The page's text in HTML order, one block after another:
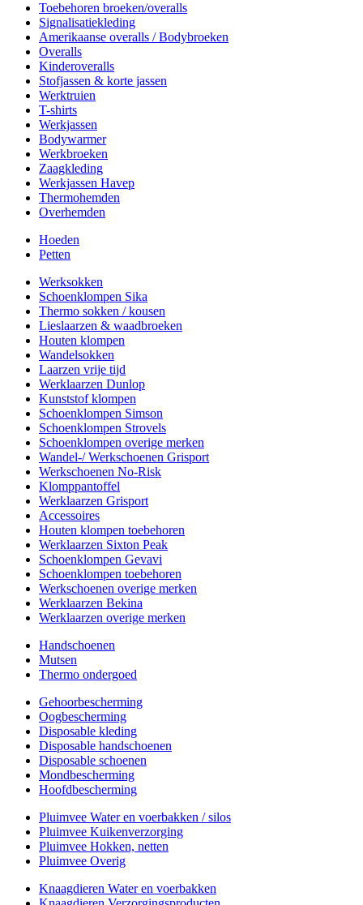
Toebehoren broeken/overalls
Signalisatiekleding
Amerikaanse overalls / Bodybroeken
Overalls
Kinderoveralls
Stofjassen & korte jassen
Werktruien
T-shirts
Werkjassen
Bodywarmer
Werkbroeken
Zaagkleding
Werkjassen Havep
Thermohemden
Overhemden
Hoeden
Petten
Werksokken
Schoenklompen Sika
Thermo sokken / kousen
Lieslaarzen & waadbroeken
Houten klompen
Wandelsokken
Laarzen vrije tijd
Werklaarzen Dunlop
Kunststof klompen
Schoenklompen Simson
Schoenklompen Strovels
Schoenklompen overige merken
Wandel-/ Werkschoenen Grisport
Werkschoenen No-Risk
Klomppantoffel
Werklaarzen Grisport
Accessoires
Houten klompen toebehoren
Werklaarzen Sixton Peak
Schoenklompen Gevavi
Schoenklompen toebehoren
Werkschoenen overige merken
Werklaarzen Bekina
Werklaarzen overige merken
Handschoenen
Mutsen
Thermo ondergoed
Gehoorbescherming
Oogbescherming
Disposable kleding
Disposable handschoenen
Disposable schoenen
Mondbescherming
Hoofdbescherming
Pluimvee Water en voerbakken / silos
Pluimvee Kuikenverzorging
Pluimvee Hokken, netten
Pluimvee Overig
Knaagdieren Water en voerbakken